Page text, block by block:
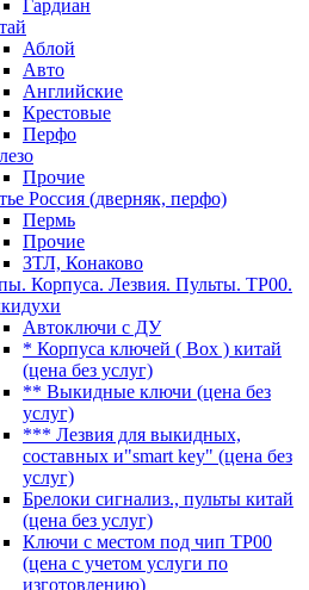
Гардиан
Аблой
Авто
Английские
Крестовые
Перфо
Прочие
Россия (дверняк, перфо)
Пермь
Прочие
ЗТЛ, Конаково
Корпуса. Лезвия. Пульты. TP00.
Автоключи с ДУ
* Корпуса ключей ( Box ) китай
(цена без услуг)
** Выкидные ключи (цена без
услуг)
*** Лезвия для выкидных,
составных и"smart key" (цена без
услуг)
Брелоки сигнализ., пульты китай
(цена без услуг)
Ключи с местом под чип TP00
(цена с учетом услуги по
изготовлению)